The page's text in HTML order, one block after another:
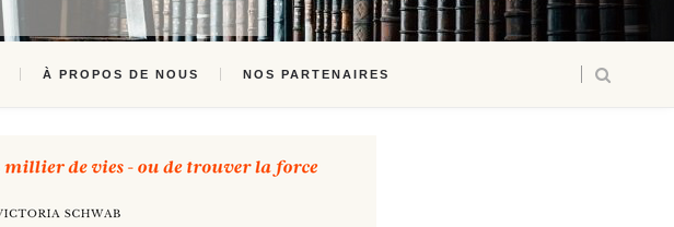
À PROPOS DE NOUS NOS PARTENAIRES